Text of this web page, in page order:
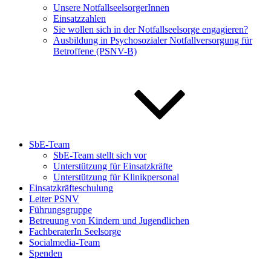
Unsere NotfallseelsorgerInnen
Einsatzzahlen
Sie wollen sich in der Notfallseelsorge engagieren?
Ausbildung in Psychosozialer Notfallversorgung für
Betroffene (PSNV-B)
SbE-Team
SbE-Team stellt sich vor
Unterstützung für Einsatzkräfte
Unterstützung für Klinikpersonal
Einsatzkräfteschulung
Leiter PSNV
Führungsgruppe
Betreuung von Kindern und Jugendlichen
FachberaterIn Seelsorge
Socialmedia-Team
Spenden